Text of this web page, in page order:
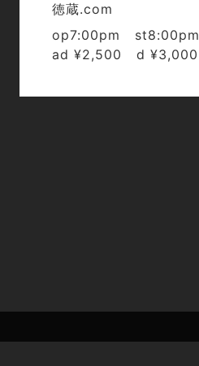
徳蔵.com
op7:00pm st8:00pm
ad ¥2,500 d ¥3,000